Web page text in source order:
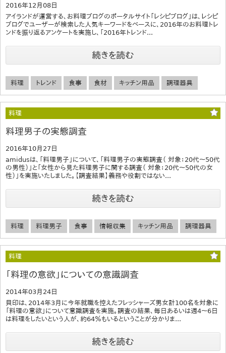
2016年12月08日
アイランドが運営する、お料理ブログのポータルサイト「レシピブログ」は、レシピ
ブログでユーザーが検索した人気キーワードをベースに、2016年のお料理トレ
ンドを振り返るアンケートを実施し、「2016年トレンド...
続きを読む
料理 トレンド 食事 食材 キッチン用品 調理器具
料理
料理男子の実態調査
2016年10月27日
amidusは、「料理男子」について、「料理男子の実態調査（ 対象：20代～50代
の男性）」と「女性から見た料理男子に関する調査（ 対象：20代～50代の女
性）」を実施いたしました。【調査結果】義務や役割ではない...
続きを読む
料理 料理男子 食事 情報収集 キッチン用品 調理器具
料理
「料理の意欲」についての意識調査
2014年03月24日
貝印は、2014年3月に今年就職を控えたフレッシャーズ男女計100名を対象に
「料理の意欲」について意識調査を実施。調査の結果、毎日あるいは週4～6日
は料理をしたいという人が、約64％もいるということが分かりま...
続きを読む